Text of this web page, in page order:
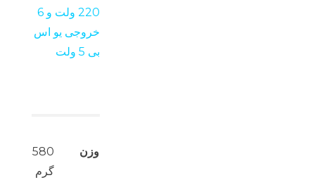
220 ولت و 6
خروجی یو اس
بی 5 ولت
وزن
580
گرم